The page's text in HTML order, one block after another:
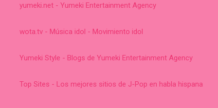
yumeki.net - Yumeki Entertainment Agency
wota.tv - Música idol - Movimiento idol
Yumeki Style - Blogs de Yumeki Entertainment Agency
Top Sites - Los mejores sitios de J-Pop en habla hispana